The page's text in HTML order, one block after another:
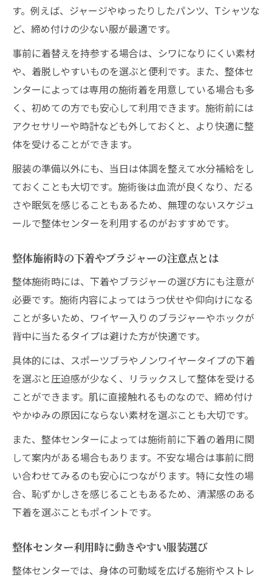
す。例えば、ジャージやゆったりしたパンツ、Tシャツな
ど、締め付けの少ない服が最適です。
事前に着替えを持参する場合は、シワになりにくい素材
や、着脱しやすいものを選ぶと便利です。また、整体セ
ンターによっては専用の施術着を用意している場合も多
く、初めての方でも安心して利用できます。施術前には
アクセサリーや時計なども外しておくと、より快適に整
体を受けることができます。
服装の準備以外にも、当日は体調を整えて水分補給をし
ておくことも大切です。施術後は血流が良くなり、だる
さや眠気を感じることもあるため、無理のないスケジュ
ールで整体センターを利用するのがおすすめです。
整体施術時の下着やブラジャーの注意点とは
整体施術時には、下着やブラジャーの選び方にも注意が
必要です。施術内容によってはうつ伏せや仰向けになる
ことが多いため、ワイヤー入りのブラジャーやホックが
背中に当たるタイプは避けた方が快適です。
具体的には、スポーツブラやノンワイヤータイプの下着
を選ぶと圧迫感が少なく、リラックスして整体を受ける
ことができます。肌に直接触れるものなので、締め付け
やかゆみの原因にならない素材を選ぶことも大切です。
また、整体センターによっては施術前に下着の着用に関
して案内がある場合もあります。不安な場合は事前に問
い合わせてみるのも安心につながります。特に女性の場
合、恥ずかしさを感じることもあるため、清潔感のある
下着を選ぶこともポイントです。
整体センター利用時に動きやすい服装選び
整体センターでは、身体の可動域を広げる施術やストレ